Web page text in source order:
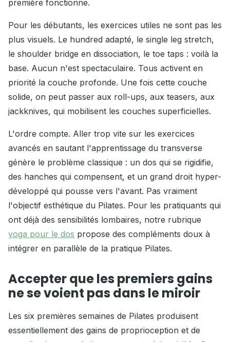
première fonctionne.
Pour les débutants, les exercices utiles ne sont pas les
plus visuels. Le hundred adapté, le single leg stretch,
le shoulder bridge en dissociation, le toe taps : voilà la
base. Aucun n'est spectaculaire. Tous activent en
priorité la couche profonde. Une fois cette couche
solide, on peut passer aux roll-ups, aux teasers, aux
jackknives, qui mobilisent les couches superficielles.
L'ordre compte. Aller trop vite sur les exercices
avancés en sautant l'apprentissage du transverse
génère le problème classique : un dos qui se rigidifie,
des hanches qui compensent, et un grand droit hyper-
développé qui pousse vers l'avant. Pas vraiment
l'objectif esthétique du Pilates. Pour les pratiquants qui
ont déjà des sensibilités lombaires, notre rubrique
yoga pour le dos propose des compléments doux à
intégrer en parallèle de la pratique Pilates.
Accepter que les premiers gains
ne se voient pas dans le miroir
Les six premières semaines de Pilates produisent
essentiellement des gains de proprioception et de